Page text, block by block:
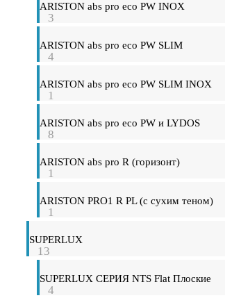
ARISTON abs pro eco PW INOX
3
ARISTON abs pro eco PW SLIM
4
ARISTON abs pro eco PW SLIM INOX
1
ARISTON abs pro eco PW и LYDOS
8
ARISTON abs pro R (горизонт)
1
ARISTON PRO1 R PL (с сухим теном)
1
SUPERLUX
13
SUPERLUX СЕРИЯ NTS Flat Плоские
4